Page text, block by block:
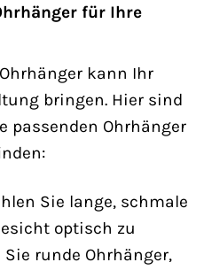
für Ihre
kann Ihr
bringen. Hier sind
passenden Ohrhänger
Sie lange, schmale
optisch zu
runde Ohrhänger,